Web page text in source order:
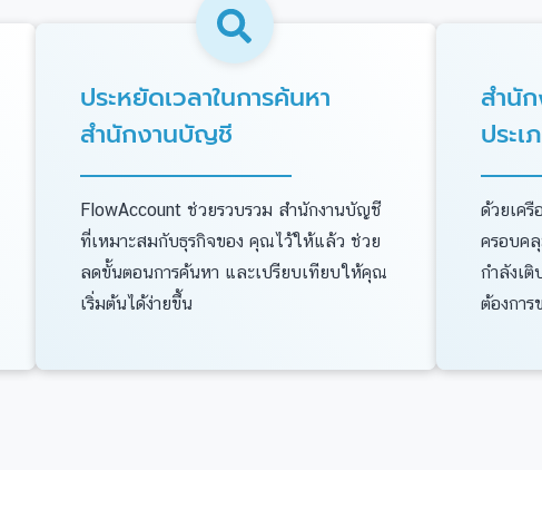
ประหยัดเวลาในการค้นหา
สำนักงานบัญชี
FlowAccount ช่วยรวบรวม สำนักงานบัญชี
ที่เหมาะสมกับธุรกิจของ คุณไว้ให้แล้ว ช่วย
ลดขั้นตอนการค้นหา และเปรียบเทียบให้คุณ
เริ่มต้นได้ง่ายขึ้น
สำนั
ประ
ด้วยเค
ครอบค
กำลังเติ
ต้องกา